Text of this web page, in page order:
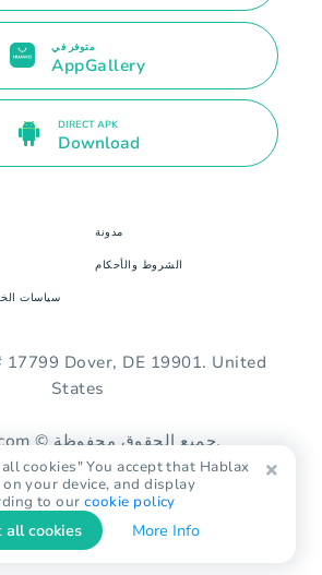
متوفر في
AppGallery
DIRECT APK
Download
مدونة
الشروط والأحكام
سياسات
17799 Dover, DE 19901. United
States
Hablax.com © جميع الحقوق محفوظة.
cookies" You accept that Hablax
your device, and display
to ourcookie policy
all cookies More Info